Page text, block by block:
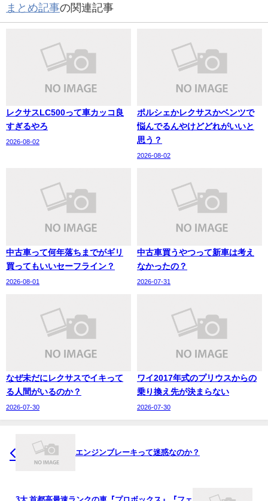
まとめ記事の関連記事
レクサスLC500って車カッコ良
すぎるやろ
2026-08-02
ポルシェかレクサスかベンツで
悩んでるんやけどどれがいいと
思う？
2026-08-02
中古車って何年落ちまでがギリ
買ってもいいセーフライン？
2026-08-01
中古車買うやつって新車は考え
なかったの？
2026-07-31
なぜ未だにレクサスでイキって
る人間がいるのか？
2026-07-30
ワイ2017年式のプリウスからの
乗り換え先が決まらない
2026-07-30
エンジンブレーキって迷惑なのか？